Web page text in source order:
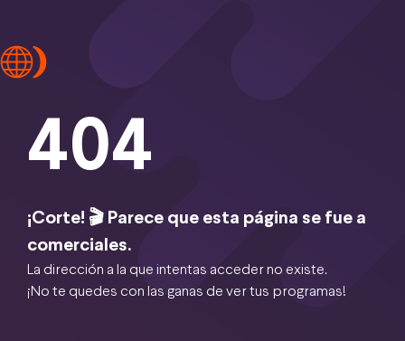
404
¡Corte! 🎬 Parece que esta página se fue a
comerciales.
La dirección a la que intentas acceder no existe.
¡No te quedes con las ganas de ver tus programas!